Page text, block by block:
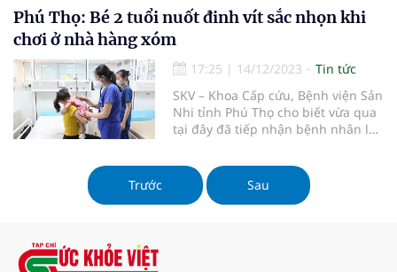
Phú Thọ: Bé 2 tuổi nuốt đinh vít sắc nhọn khi
chơi ở nhà hàng xóm
17:25 | 14/12/2023
Tin tức
SKV – Khoa Cấp cứu, Bệnh viện Sản
Nhi tỉnh Phú Thọ cho biết vừa qua
tại đây đã tiếp nhận bệnh nhân là
Thạch, tỉnh Vĩnh Phúc) đến khám
do gia đình nghi ngờ trẻ nuốt phải
1 chiếc đinh vít trước đó.
Trước Sau